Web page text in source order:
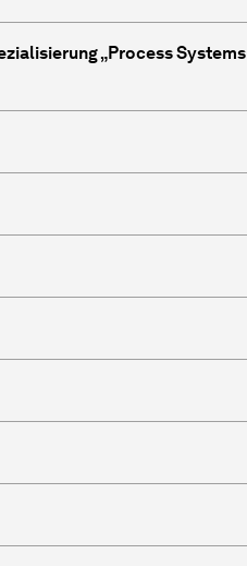
„Process Systems